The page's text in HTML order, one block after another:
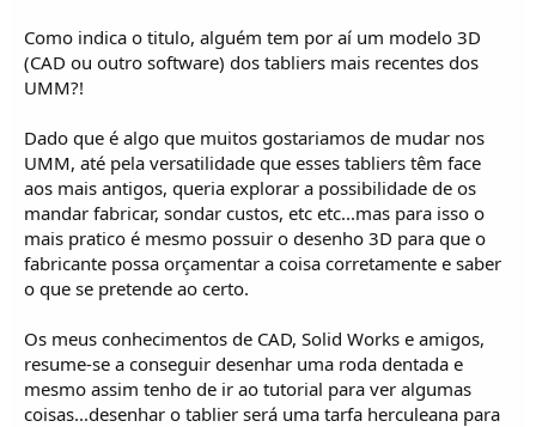
T
ó
p
c
o
s
o
Como indica o titulo, alguém tem por aí um modelo 3D
(CAD ou outro software) dos tabliers mais recentes dos
UMM?!
Dado que é algo que muitos gostariamos de mudar nos
UMM, até pela versatilidade que esses tabliers têm face
aos mais antigos, queria explorar a possibilidade de os
mandar fabricar, sondar custos, etc etc...mas para isso o
mais pratico é mesmo possuir o desenho 3D para que o
fabricante possa orçamentar a coisa corretamente e saber
o que se pretende ao certo.
Os meus conhecimentos de CAD, Solid Works e amigos,
resume-se a conseguir desenhar uma roda dentada e
mesmo assim tenho de ir ao tutorial para ver algumas
coisas...desenhar o tablier será uma tarfa herculeana para